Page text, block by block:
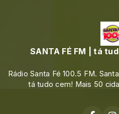
SANTA FÉ FM | tá
Rádio Santa Fé 100.5 FM.
tá tudo cem! Mais 50